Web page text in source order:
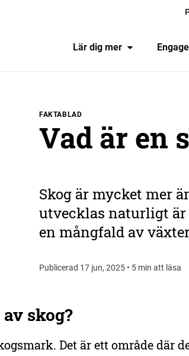
Lär dig mer
FAKTABLAD
Vad är en
Skog är mycket mer
utvecklas naturligt är
en mångfald av
Publicerad 17 jun, 2025 • 5 min att läsa
skog?
Det är ett område där